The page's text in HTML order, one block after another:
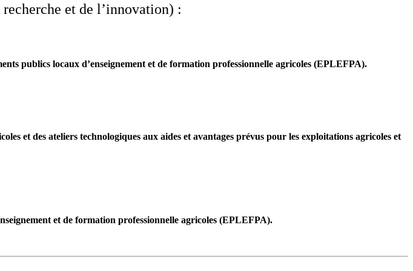
et de l’innovation) :
publics locaux d’enseignement et de formation professionnelle agricoles (EPLEFPA).
et des ateliers technologiques aux aides et avantages prévus pour les exploitations agricoles et
et de formation professionnelle agricoles (EPLEFPA).